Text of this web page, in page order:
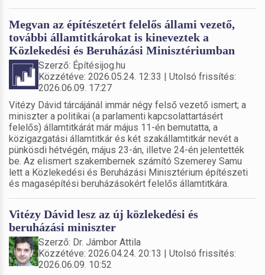
Megvan az építészetért felelős állami vezető,
további államtitkárokat is kineveztek a
Közlekedési és Beruházási Minisztériumban
Szerző: Építésijog.hu
Közzétéve: 2026.05.24. 12:33 | Utolsó frissítés:
2026.06.09. 17:27
Vitézy Dávid tárcájánál immár négy felső vezető ismert; a
miniszter a politikai (a parlamenti kapcsolattartásért
felelős) államtitkárát már május 11-én bemutatta, a
közigazgatási államtitkár és két szakállamtitkár nevét a
pünkösdi hétvégén, május 23-án, illetve 24-én jelentették
be. Az elismert szakembernek számító Szemerey Samu
lett a Közlekedési és Beruházási Minisztérium építészeti
és magasépítési beruházásokért felelős államtitkára.
Vitézy Dávid lesz az új közlekedési és
beruházási miniszter
Szerző: Dr. Jámbor Attila
Közzétéve: 2026.04.24. 20:13 | Utolsó frissítés:
2026.06.09. 10:52